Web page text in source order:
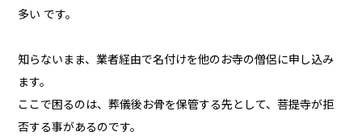
多い です。
知らないまま、業者経由で名付けを他のお寺の僧侶に申し込み
ます。
ここで困るのは、葬儀後お骨を保管する先として、菩提寺が拒
否する事があるのです。